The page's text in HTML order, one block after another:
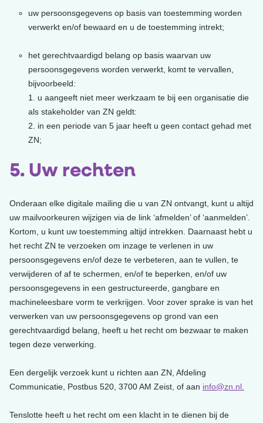
uw persoonsgegevens op basis van toestemming worden
verwerkt en/of bewaard en u de toestemming intrekt;
het gerechtvaardigd belang op basis waarvan uw
persoonsgegevens worden verwerkt, komt te vervallen,
bijvoorbeeld:
1. u aangeeft niet meer werkzaam te bij een organisatie die
als stakeholder van ZN geldt:
2. in een periode van 5 jaar heeft u geen contact gehad met
ZN;
5. Uw rechten
Onderaan elke digitale mailing die u van ZN ontvangt, kunt u altijd
uw mailvoorkeuren wijzigen via de link ‘afmelden’ of ‘aanmelden’.
Kortom, u kunt uw toestemming altijd intrekken. Daarnaast hebt u
het recht ZN te verzoeken om inzage te verlenen in uw
persoonsgegevens en/of deze te verbeteren, aan te vullen, te
verwijderen of af te schermen, en/of te beperken, en/of uw
persoonsgegevens in een gestructureerde, gangbare en
machineleesbare vorm te verkrijgen. Voor zover sprake is van het
verwerken van uw persoonsgegevens op grond van een
gerechtvaardigd belang, heeft u het recht om bezwaar te maken
tegen deze verwerking.
Een dergelijk verzoek kunt u richten aan ZN, Afdeling
Communicatie, Postbus 520, 3700 AM Zeist, of aan info@zn.nl.
Tenslotte heeft u het recht om een klacht in te dienen bij de